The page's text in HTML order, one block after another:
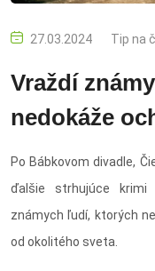
27.03.2024 Tip na
Vraždí
nedokáže
Po Bábkovom divadle,
ďalšie strhujúce
známych ľudí, ktorých
od okolitého sveta.